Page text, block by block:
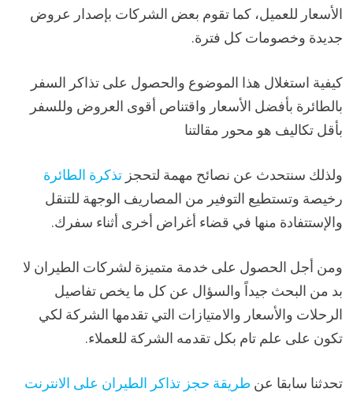
الأسعار للعميل، كما تقوم بعض الشركات بإصدار عروض
جديدة وخصومات كل فترة.
كيفية استغلال هذا الموضوع والحصول على تذاكر السفر
بالطائرة بأفضل الأسعار واقتناص أقوى العروض وللسفر
بأقل تكاليف هو محور مقالتنا
ولذلك سنتحدث عن نصائح مهمة لتحجز تذكرة الطائرة
رخيصة وتستطيع التوفير من المصاريف الوجهة للتنقل
والإستتفادة منها في قضاء أغراض أخرى أثناء سفرك.
ومن أجل الحصول على خدمة متميزة لشركات الطيران لا
بد من البحث جيداً والسؤال عن كل ما يخص تفاصيل
الرحلات والأسعار والامتيازات التي تقدمها الشركة لكي
تكون على علم تام بكل تقدمه الشركة للعملاء.
تحدثنا سابقا عن طريقة حجز تذاكر الطيران على الانترنت